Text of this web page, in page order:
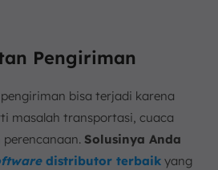
Pengiriman
bisa terjadi karena
masalah transportasi, cuaca
Solusinya Anda
distributor terbaik yang